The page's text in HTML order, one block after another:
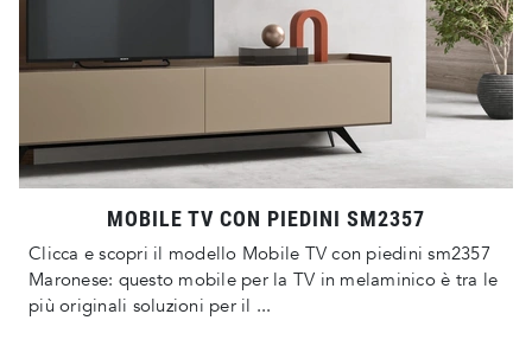
MOBILE TV CON PIEDINI SM2357
Clicca e scopri il modello Mobile TV con piedini sm2357
Maronese: questo mobile per la TV in melaminico è tra le
più originali soluzioni per il ...